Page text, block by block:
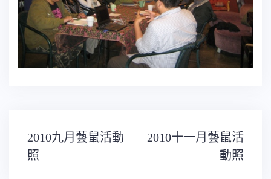
文
章
導
2010九月藝鼠活動
照
2010十一月藝鼠活
動照